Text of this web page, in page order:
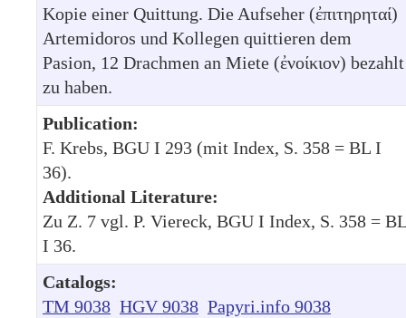
Kopie einer Quittung. Die Aufseher (ἐπιτηρηταί)
Artemidoros und Kollegen quittieren dem
Pasion, 12 Drachmen an Miete (ἐνοίκιον) bezahlt
zu haben.
Publication:
F. Krebs, BGU I 293 (mit Index, S. 358 = BL I
36).
Additional Literature:
Zu Z. 7 vgl. P. Viereck, BGU I Index, S. 358 =
I 36.
Catalogs:
TM 9038 HGV 9038 Papyri.info 9038